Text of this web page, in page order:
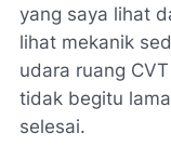
yang saya lihat
lihat mekanik
udara ruang
tidak begitu
selesai.